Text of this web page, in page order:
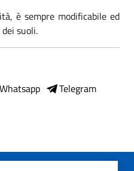
è sempre modificabile ed
suoli.
Whatsapp
Telegram